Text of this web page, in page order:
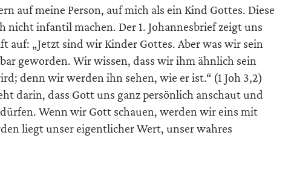
auf meine Person, auf mich als ein Kind Gottes. Diese
nicht infantil machen. Der 1. Johannesbrief zeigt uns
auf: „Jetzt sind wir Kinder Gottes. Aber was wir sein
geworden. Wir wissen, dass wir ihm ähnlich sein
denn wir werden ihn sehen, wie er ist.“ (1 Joh 3,2)
darin, dass Gott uns ganz persönlich anschaut und
Wenn wir Gott schauen, werden wir eins mit
liegt unser eigentlicher Wert, unser wahres